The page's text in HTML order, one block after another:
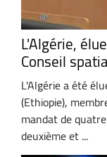
L'Algérie,
Conseil
L'Algérie a été
(Ethiopie),
mandat de
deuxième et ...